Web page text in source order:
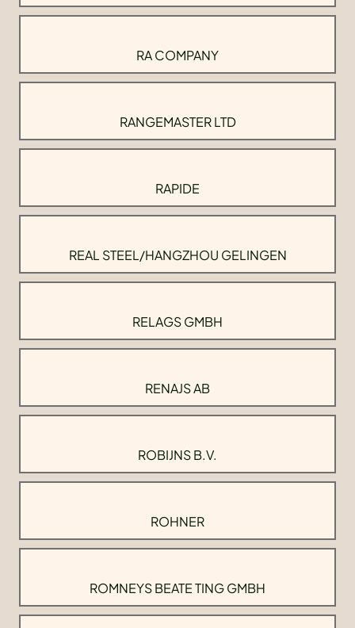
RA COMPANY
RANGEMASTER LTD
RAPIDE
REAL STEEL/HANGZHOU GELINGEN
RELAGS GMBH
RENAJS AB
ROBIJNS B.V.
ROHNER
ROMNEYS BEATE TING GMBH